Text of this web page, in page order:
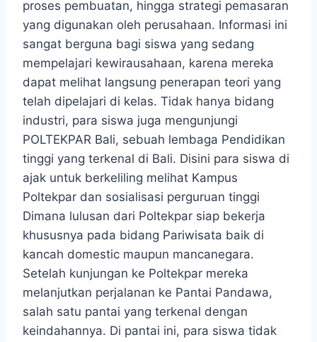
proses pembuatan, hingga strategi pemasaran
yang digunakan oleh perusahaan. Informasi ini
sangat berguna bagi siswa yang sedang
mempelajari kewirausahaan, karena mereka
dapat melihat langsung penerapan teori yang
telah dipelajari di kelas. Tidak hanya bidang
industri, para siswa juga mengunjungi
POLTEKPAR Bali, sebuah lembaga Pendidikan
tinggi yang terkenal di Bali. Disini para siswa di
ajak untuk berkeliling melihat Kampus
Poltekpar dan sosialisasi perguruan tinggi
Dimana lulusan dari Poltekpar siap bekerja
khususnya pada bidang Pariwisata baik di
kancah domestic maupun mancanegara.
Setelah kunjungan ke Poltekpar mereka
melanjutkan perjalanan ke Pantai Pandawa,
salah satu pantai yang terkenal dengan
keindahannya. Di pantai ini, para siswa tidak